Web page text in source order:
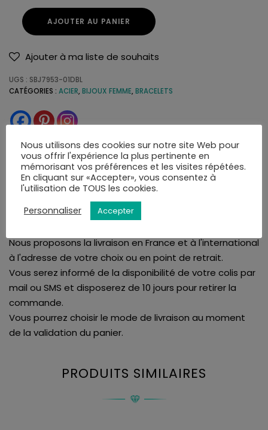
AJOUTER AU PANIER
Ajouter à ma liste de souhaits
UGS : SBJ7953-01DBL
CATÉGORIES : ACIER, BIJOUX FEMME, BRACELETS
LIVRAISON AVIS (0)
La bijouterie Amari's vous assure une livraison rapide et
Nous proposons la livraison en France et à l'international
à l'adresse de votre choix ou en point de retrait.
Vous serez informé de la disponibilité de votre colis par
mail ou SMS et disposerez de 10 jours pour retirer la
commande.
Vous pourrez choisir le mode de livraison au moment
de la validation du panier.
PRODUITS SIMILAIRES
Nous utilisons des cookies sur notre site Web pour
vous offrir l'expérience la plus pertinente en
mémorisant vos préférences et les visites répétées.
En cliquant sur «Accepter», vous consentez à
l'utilisation de TOUS les cookies.
Personnaliser
Accepter